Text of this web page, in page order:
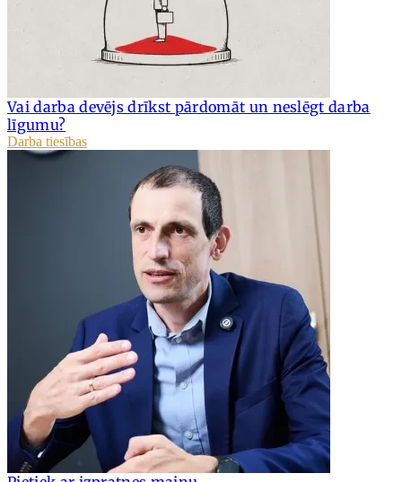
Vai darba devējs drīkst pārdomāt un neslēgt darba
līgumu?
Darba tiesības